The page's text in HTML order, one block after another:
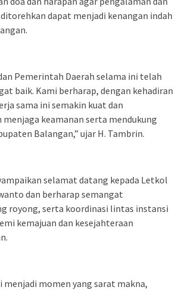
dapat menjadi kenangan indah
Pemerintah Daerah selama ini telah
baik. Kami berharap, dengan kehadiran
sama ini semakin kuat dan
keamanan serta mendukung
Balangan,” ujar H. Tambrin.
selamat datang kepada Letkol
dan berharap semangat
royong, serta koordinasi lintas instansi
kemajuan dan kesejahteraan
menjadi momen yang sarat makna,